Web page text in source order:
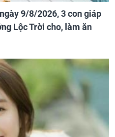
9/8/2026, 3 con giáp
Lộc Trời cho, làm ăn